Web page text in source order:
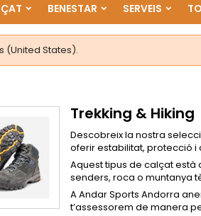
BENESTAR SERVEIS
(United States).
Trekking & Hiking
Descobreix la nostra
oferir estabilitat, protecció i
Aquest tipus de calçat
senders, roca o muntanya
A Andar Sports Andorra
t’assessorem de manera